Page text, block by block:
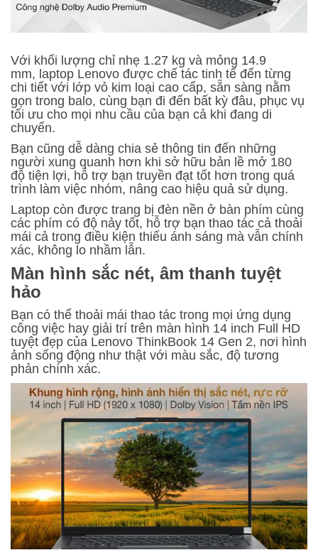
Với khối lượng chỉ nhẹ 1.27 kg và mỏng 14.9
mm, laptop Lenovo được chế tác tinh tế đến từng
chi tiết với lớp vỏ kim loại cao cấp, sẵn sàng nằm
gọn trong balo, cùng bạn đi đến bất kỳ đâu, phục vụ
tối ưu cho mọi nhu cầu của bạn cả khi đang di
chuyển.
Bạn cũng dễ dàng chia sẻ thông tin đến những
người xung quanh hơn khi sở hữu bản lề mở 180
độ tiện lợi, hỗ trợ bạn truyền đạt tốt hơn trong quá
trình làm việc nhóm, nâng cao hiệu quả sử dụng.
Laptop còn được trang bị đèn nền ở bàn phím cùng
các phím có độ nảy tốt, hỗ trợ bạn thao tác cả thoải
mái cả trong điều kiện thiếu ánh sáng mà vẫn chính
xác, không lo nhầm lẫn.
Màn hình sắc nét, âm thanh tuyệt
hảo
Bạn có thể thoải mái thao tác trong mọi ứng dụng
công việc hay giải trí trên màn hình 14 inch Full HD
tuyệt đẹp của Lenovo ThinkBook 14 Gen 2, nơi hình
ảnh sống động như thật với màu sắc, độ tương
phản chính xác.